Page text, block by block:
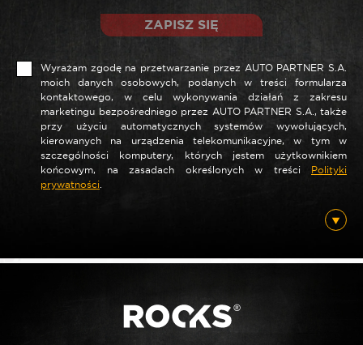
Nazwa *
E-mail*
ZAPISZ SIĘ
Wyrażam zgodę na przetwarzanie przez AUTO PARTNER S.A.
moich danych osobowych, podanych w treści formularza
kontaktowego, w celu wykonywania działań z zakresu
marketingu bezpośredniego przez AUTO PARTNER S.A., także
przy użyciu automatycznych systemów wywołujących,
kierowanych na urządzenia telekomunikacyjne, w tym w
szczególności komputery, których jestem użytkownikiem
końcowym, na zasadach określonych w treści Polityki
prywatności.